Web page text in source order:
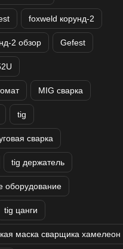
foxweld корунд-2
2 обзор Gefest
MIG сварка
tig
сварка
tig держатель
оборудование
tig цанги
маска сварщика хамелеон